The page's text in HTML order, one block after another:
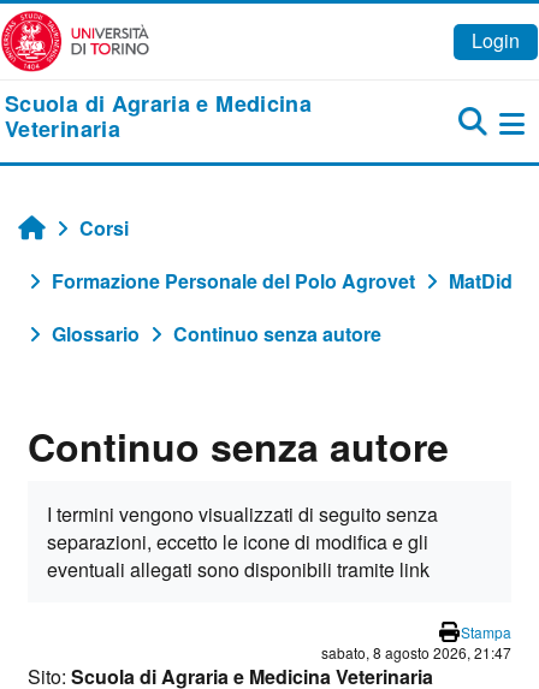
Vai al contenuto principale
Login
Scuola di Agraria e Medicina
Veterinaria
Home
Corsi
Formazione Personale del Polo Agrovet
MatDid
Glossario
Continuo senza autore
Continuo senza autore
I termini vengono visualizzati di seguito senza
separazioni, eccetto le icone di modifica e gli
eventuali allegati sono disponibili tramite link
Stampa
sabato, 8 agosto 2026, 21:47
Sito: Scuola di Agraria e Medicina Veterinaria